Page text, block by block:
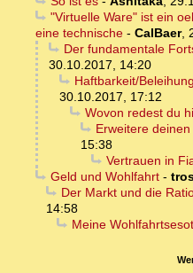
"Virtuelle Ware" ist ein
eine technische - CalBaer,
Der fundamentale
30.10.2017, 14:20
Haftbarkeit/
30.10.2017, 17:12
Wovon redest du
Erweitere
15:38
Vertrauen in
Geld und Wohlfahrt-
Der Markt und die
14:58
Meine